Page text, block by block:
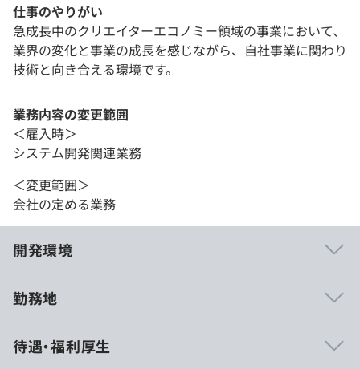
仕事のやりがい
急成長中のクリエイターエコノミー領域の事業において、
業界の変化と事業の成長を感じながら、自社事業に関わり
技術と向き合える環境です。
業務内容の変更範囲
＜雇入時＞
システム開発関連業務
＜変更範囲＞
会社の定める業務
開発環境
ロワーを抱えるクリエイター、コンサル、商社、DJ、メ
勤務地
待遇・福利厚生